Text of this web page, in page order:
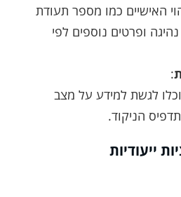
האישיים כמו מספר תעודת
ופרטים נוספים לפי
:
לגשת למידע על מצב
הניקוד.